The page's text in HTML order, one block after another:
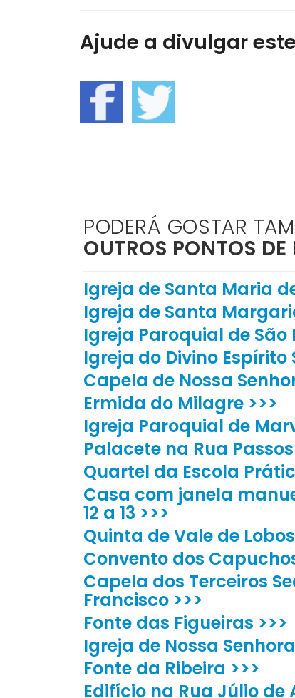
Ajude a divulgar
PODERÁ GOSTAR
OUTROS PONTOS DE
Igreja de Santa Maria
Igreja de Santa
Igreja Paroquial de São
Igreja do Divino Espírito
Capela de Nossa
Ermida do Milagre >>>
Igreja Paroquial de
Palacete na Rua
Quartel da Escola
Casa com janela
12 a 13 >>>
Quinta de Vale de Lobos
Convento dos
Capela dos Terceiros
Francisco >>>
Fonte das Figueiras >>>
Igreja de Nossa
Fonte da Ribeira >>>
Edifício na Rua Júlio de